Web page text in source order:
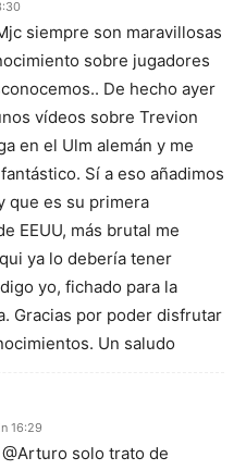
siempre son maravillosas
sobre jugadores
De hecho ayer
vídeos sobre Trevion
en el Ulm alemán y me
Sí a eso añadimos
que es su primera
EEUU, más brutal me
ya lo debería tener
yo, fichado para la
Gracias por poder disfrutar
Un saludo
16:29
solo trato de